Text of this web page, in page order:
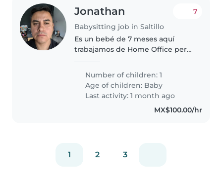
Jonathan
Babysitting job in Saltillo
7
Es un bebé de 7 meses aquí
trabajamos de Home Office pero
poder trabajar bien somos mi
esposa y yo tenemos espacios
cómodos y es una casa mediana
grande
Number of children: 1
Age of children: Baby
Last activity: 1 month ago
MX$100.00/hr
1 2 3